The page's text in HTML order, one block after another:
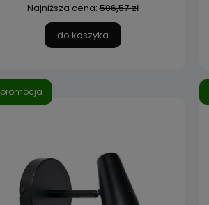
Najniższa cena:506,57 zł
do koszyka
promocja